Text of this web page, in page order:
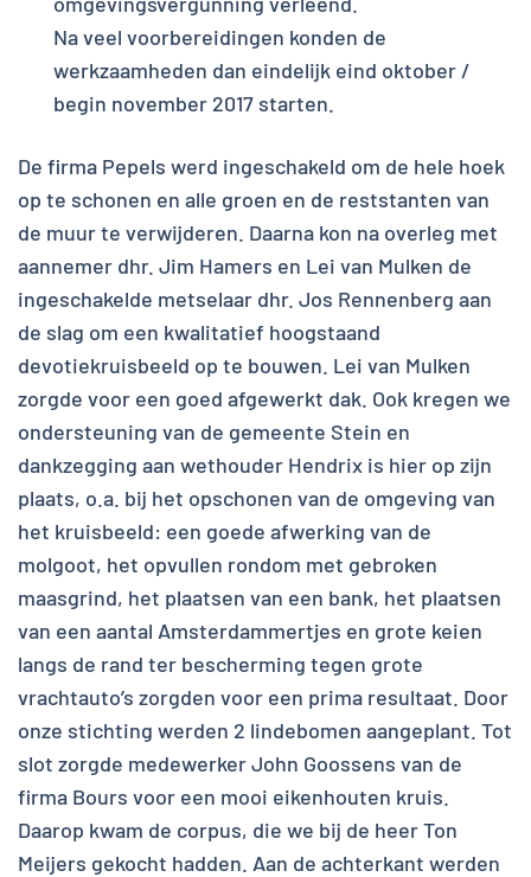
Na veel voorbereidingen konden de
werkzaamheden dan eindelijk eind oktober /
begin november 2017 starten.
De firma Pepels werd ingeschakeld om de hele hoek
op te schonen en alle groen en de reststanten van
de muur te verwijderen. Daarna kon na overleg met
aannemer dhr. Jim Hamers en Lei van Mulken de
ingeschakelde metselaar dhr. Jos Rennenberg aan
de slag om een kwalitatief hoogstaand
devotiekruisbeeld op te bouwen. Lei van Mulken
zorgde voor een goed afgewerkt dak. Ook kregen we
ondersteuning van de gemeente Stein en
dankzegging aan wethouder Hendrix is hier op zijn
plaats, o.a. bij het opschonen van de omgeving van
het kruisbeeld: een goede afwerking van de
molgoot, het opvullen rondom met gebroken
maasgrind, het plaatsen van een bank, het plaatsen
van een aantal Amsterdammertjes en grote keien
langs de rand ter bescherming tegen grote
vrachtauto’s zorgden voor een prima resultaat. Door
onze stichting werden 2 lindebomen aangeplant. Tot
slot zorgde medewerker John Goossens van de
firma Bours voor een mooi eikenhouten kruis.
Daarop kwam de corpus, die we bij de heer Ton
Meijers gekocht hadden. Aan de achterkant werden